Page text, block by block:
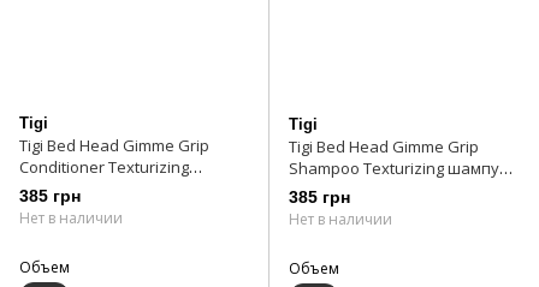
Tigi
Tigi Bed Head Gimme Grip
Conditioner Texturizing
кондиционер для объема 400
мл
385 грн
Нет в наличии
Объем
Tigi
Tigi Bed Head Gimme Grip
Shampoo Texturizing шампунь
для объема 400 мл
385 грн
Нет в наличии
Объем